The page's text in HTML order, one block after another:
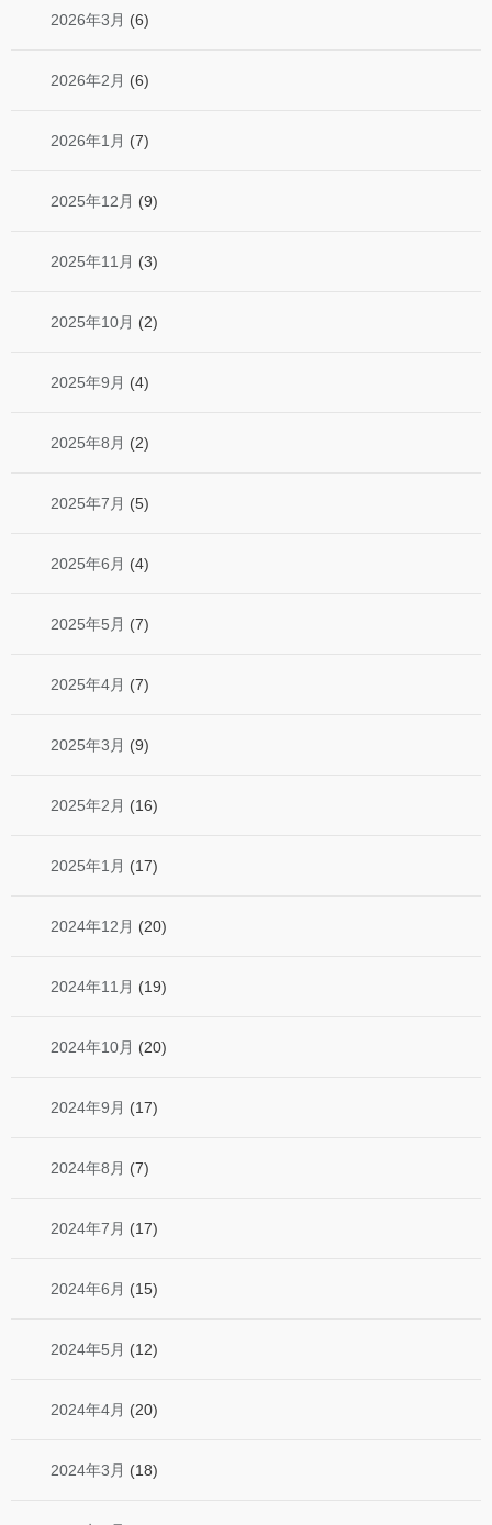
2026年3月 (6)
2026年2月 (6)
2026年1月 (7)
2025年12月 (9)
2025年11月 (3)
2025年10月 (2)
2025年9月 (4)
2025年8月 (2)
2025年7月 (5)
2025年6月 (4)
2025年5月 (7)
2025年4月 (7)
2025年3月 (9)
2025年2月 (16)
2025年1月 (17)
2024年12月 (20)
2024年11月 (19)
2024年10月 (20)
2024年9月 (17)
2024年8月 (7)
2024年7月 (17)
2024年6月 (15)
2024年5月 (12)
2024年4月 (20)
2024年3月 (18)